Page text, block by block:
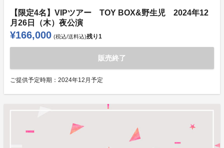
【限定4名】VIPツアー TOY BOX&野生児 2024年12
月26日（木）夜公演
¥166,000 (税込/送料込)残り1
販売終了
ご提供予定時期： 2024年12月予定